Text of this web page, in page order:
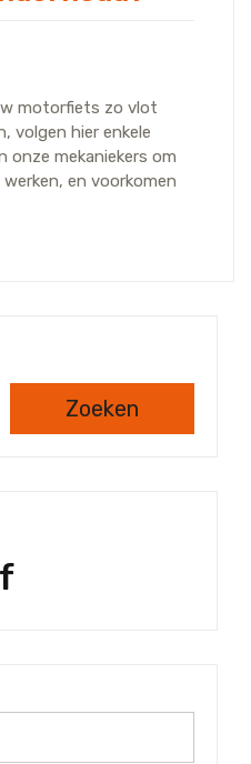
motorfiets zo vlot
volgen hier enkele
onze mekaniekers om
en voorkomen
Zoeken